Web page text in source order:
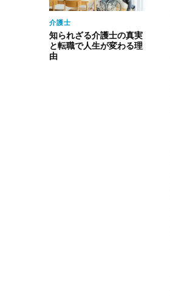
介護士
知られざる介護士の真実
と転職で人生が変わる理
由